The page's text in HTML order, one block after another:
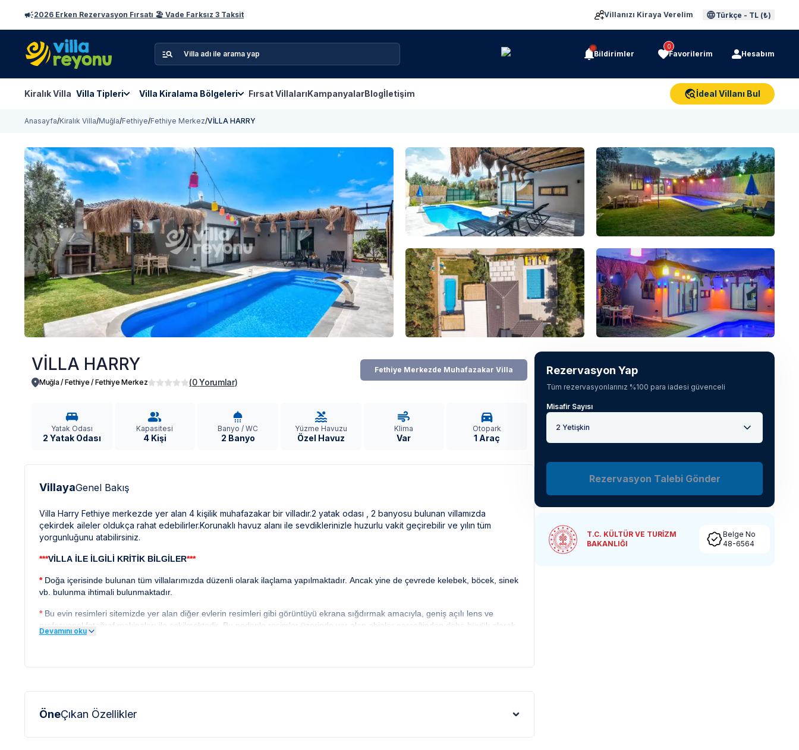
2026 Erken Rezervasyon Fırsatı 🏖️ Vade Farksız 3 Taksit Villanızı Kiraya Verelim Türkçe - TL (₺)
Bildirimler
0
Favorilerim Hesabım
Kiralık Villa Villa Tipleri Villa Kiralama Bölgeleri Fırsat VillalarıKampanyalarBlogİletişim İdeal Villanı Bul
Anasayfa/Kiralık Villa/Muğla/Fethiye/Fethiye Merkez/VİLLA HARRY
Tüm fotoğrafları gör
VİLLA HARRY
Muğla / Fethiye / Fethiye Merkez (0 Yorumlar)
Fethiye Merkezde Muhafazakar Villa
Yatak Odası
2 Yatak Odası
Kapasitesi
4 Kişi
Banyo / WC
2 Banyo
Yüzme Havuzu
Özel Havuz
Klima
Var
Otopark
1 Araç
VillayaGenel Bakış
Villa Harry Fethiye merkezde yer alan 4 kişilik muhafazakar bir villadır.2 yatak odası , 2 banyosu bulunan villamızda
çekirdek aileler oldukça rahat edebilirler.Korunaklı havuz alanı ile sevdiklerinizle huzurlu vakit geçirebilir ve yılın tüm
yorgunluğunu atabilirsiniz.
***VİLLA İLE İLGİLİ KRİTİK BİLGİLER***
* Doğa içerisinde bulunan tüm villalarımızda düzenli olarak ilaçlama yapılmaktadır. Ancak yine de çevrede kelebek, böcek, sinek
vb. bulunma ihtimali bulunmaktadır.
* Bu evin resimleri sitemizde yer alan diğer evlerin resimleri gibi görüntüyü ekrana sığdırmak amacıyla, geniş açılı lens ve
profesyonel fotoğraf makinaları ile çekilmektedir. Bu nedenle resimler üzerinde yer alan objeler gerçeğinden daha büyük olarak
görülebilmektedir.
için yokuş yukarı çıkılması gerekmektedir. Bazı villalarımızın ise yolu stabilize(toprak) olabilmektedir.
* Fethiye bölgesinde özellikle yaz aylarında yoğun nüfus artışı sebebiyle; bölge genelinde nadiren de olsa internet, elektrik ve su
Devamını oku
ÖneÇıkan Özellikler
Rezervasyon Yap
Tüm rezervasyonlarınız %100 para iadesi güvenceli
Misafir Sayısı
2 Yetişkin
Rezervasyon Talebi Gönder
T.C. KÜLTÜR VE TURİZM
BAKANLIĞI
Belge No
48-6564